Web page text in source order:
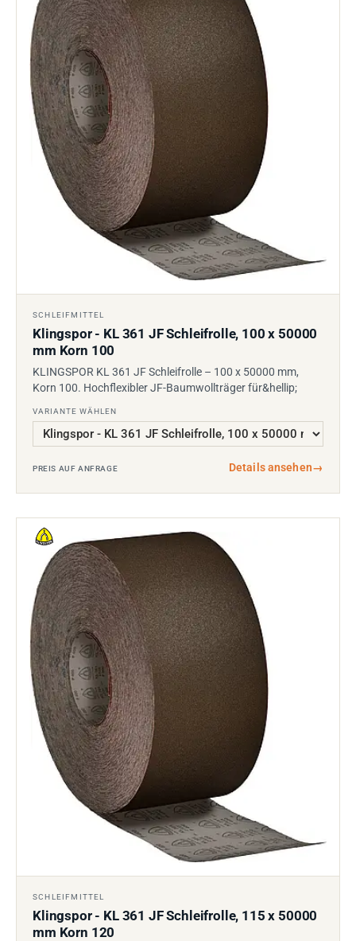
SCHLEIFMITTEL
Klingspor - KL 361 JF Schleifrolle, 100 x 50000
mm Korn 100
KLINGSPOR KL 361 JF Schleifrolle – 100 x 50000 mm,
Korn 100. Hochflexibler JF-Baumwollträger für&hellip;
VARIANTE WÄHLEN
PREIS AUF ANFRAGE Details ansehen→
SCHLEIFMITTEL
Klingspor - KL 361 JF Schleifrolle, 115 x 50000
mm Korn 120